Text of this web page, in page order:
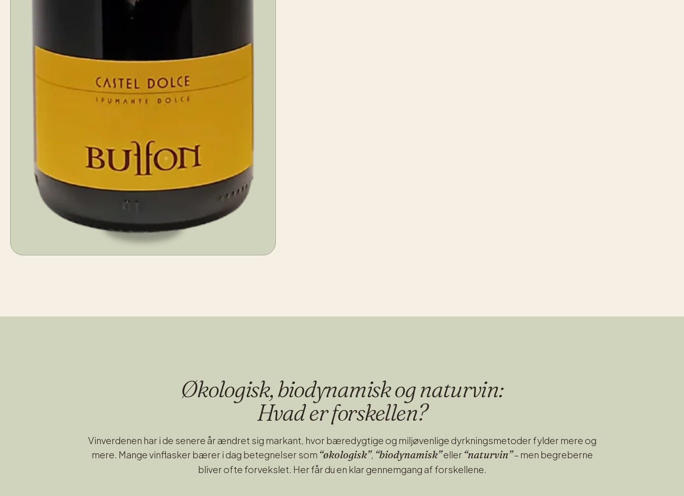
Økologisk, biodynamisk og naturvin:
Hvad er forskellen?
Vinverdenen har i de senere år ændret sig markant, hvor bæredygtige og miljøvenlige dyrkningsmetoder fylder mere og
mere. Mange vinflasker bærer i dag betegnelser som “økologisk”, “biodynamisk”eller “naturvin”– men begreberne
bliver ofte forvekslet. Her får du en klar gennemgang af forskellene.